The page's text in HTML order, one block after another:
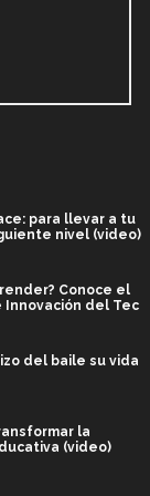
para llevar a tu
nivel (video)
Conoce el
Innovación del Tec
del baile su vida
la
(video)